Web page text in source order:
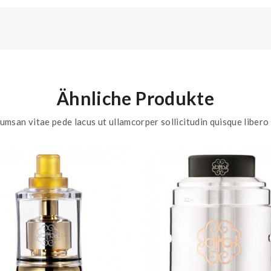
Ähnliche Produkte
vitae pede lacus ut ullamcorper sollicitudin quisque libero